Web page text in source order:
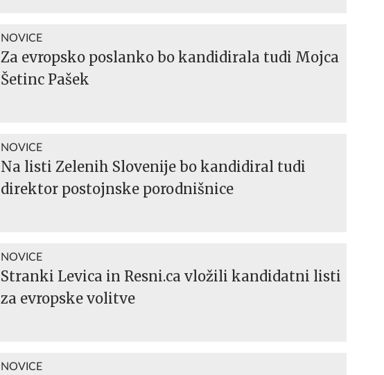
NOVICE
Za evropsko poslanko bo kandidirala tudi Mojca
Šetinc Pašek
NOVICE
Na listi Zelenih Slovenije bo kandidiral tudi
direktor postojnske porodnišnice
NOVICE
Stranki Levica in Resni.ca vložili kandidatni listi
za evropske volitve
NOVICE